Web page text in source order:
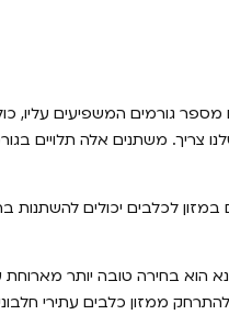
גורמים המשפיעים עליו,
משתנים אלה תלויים
לכלבים יכולים להשתנות
הוא בחירה טובה יותר
ממזון כלבים עתירי